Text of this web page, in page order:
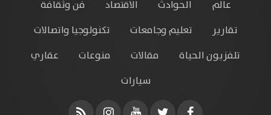
عالم
الحوادث الاقتصاد
فن وثقافة
تقارير
تعليم وجامعات
تكنولوجيا واتصالات
تلفزيون الحياة
مقالات منوعات
عقاري
سيارات